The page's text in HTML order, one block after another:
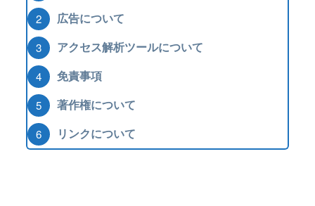
広告について
アクセス解析ツールについて
免責事項
著作権について
リンクについて